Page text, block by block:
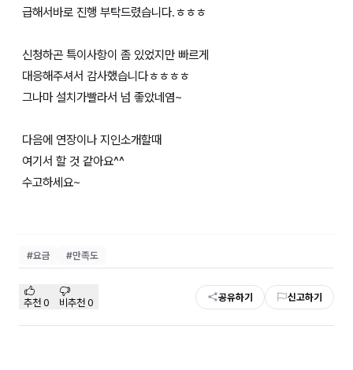
급해서바로 진행 부탁드렸습니다.ㅎㅎㅎ
신청하곤 특이사항이 좀 있었지만 빠르게
대응해주셔서 감사했습니다ㅎㅎㅎㅎ
그나마 설치가빨라서 넘 좋았네염~
다음에 연장이나 지인소개할때
여기서 할 것 같아요^^
수고하세요~
#요금 #만족도
추천 0 비추천 0 공유하기 신고하기